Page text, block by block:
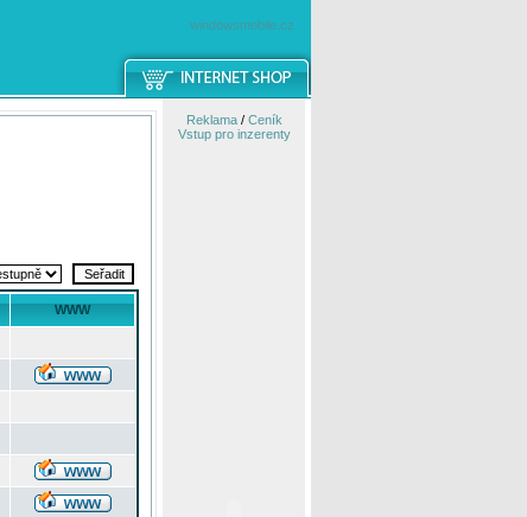
windowsmobile.cz
WWW
Reklama/ Ceník
Vstup pro inzerenty